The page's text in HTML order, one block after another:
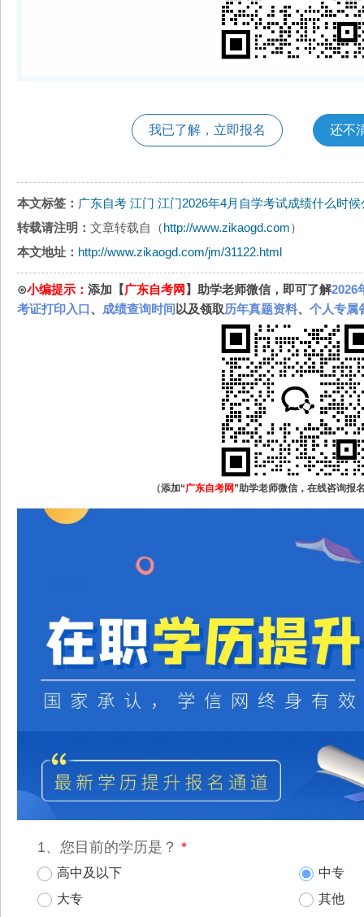
我已了解，立即报名 还不
本文标签： 广东自考 江门 江门2026年4月自学考试成绩什么时候
转载请注明： 文章转载自（ http://www.zikaogd.com）
本文地址： http://www.zikaogd.com/jm/31122.html
⊙小编提示： 添加【广东自考网 】助学老师微信，即可了解2026
考证打印入口 、 成绩查询时间以及领取历年真题资料、 个人专属
（添加“广东自考网 ”助学老师微信，在线咨询报